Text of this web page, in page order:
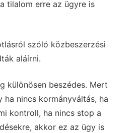
tilalom erre az ügyre is
szóló közbeszerzési
aláírni.
különösen beszédes. Mert
ha nincs kormányváltás, ha
kontroll, ha nincs stop a
akkor ez az ügy is